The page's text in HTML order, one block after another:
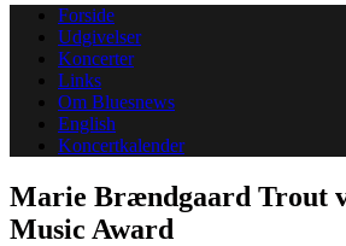
Forside
Udgivelser
Koncerter
Links
Om Bluesnews
English
Koncertkalender
Marie Brændgaard Trout
Music Award